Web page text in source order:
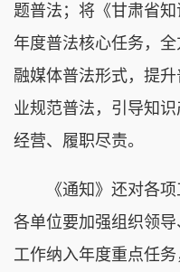
题普法；将《甘肃省
年度普法核心任务，
融媒体普法形式，提
业规范普法，引导知
经营、履职尽责。
《通知》还对各项
各单位要加强组织领
工作纳入年度重点任